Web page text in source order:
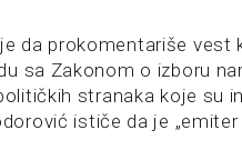
da prokomentariše vest
sa Zakonom o izboru
stranaka koje su
ističe da je „emiter